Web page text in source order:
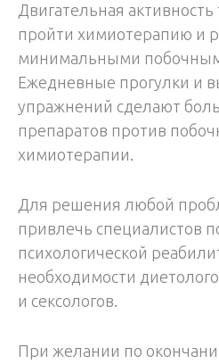
Двигательная
пройти химиотерапию и
минимальными
Ежедневные прогулки и
упражнений сделают
препаратов против
химиотерапии.
Для решения любой
привлечь специалистов
психологической
необходимости
и сексологов.
При желании по